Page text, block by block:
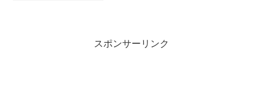
スポンサーリンク